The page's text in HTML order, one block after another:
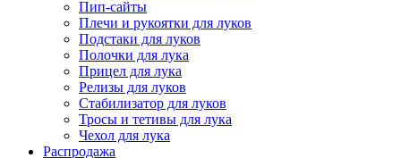
Пип-сайты
Плечи и рукоятки для луков
Подстаки для луков
Полочки для лука
Прицел для лука
Релизы для луков
Стабилизатор для луков
Тросы и тетивы для лука
Чехол для лука
Распродажа